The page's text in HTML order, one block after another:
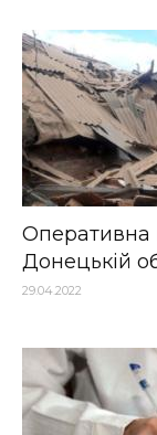
Оперативна
Донецькій
29.04.2022